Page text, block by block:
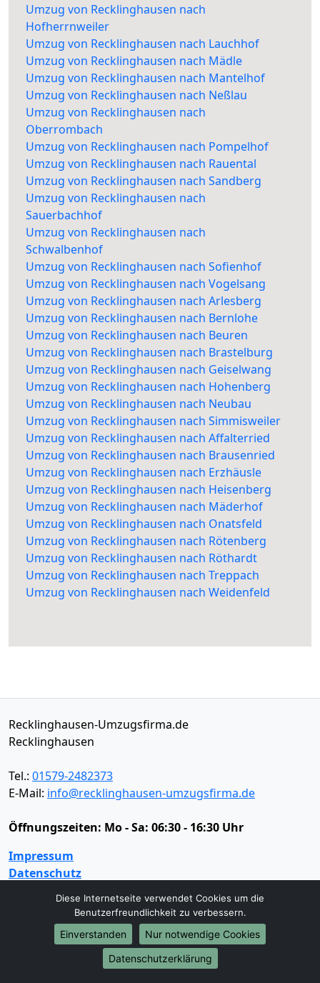
Umzug von Recklinghausen nach
Hofherrnweiler
Umzug von Recklinghausen nach Lauchhof
Umzug von Recklinghausen nach Mädle
Umzug von Recklinghausen nach Mantelhof
Umzug von Recklinghausen nach Neßlau
Umzug von Recklinghausen nach
Oberrombach
Umzug von Recklinghausen nach Pompelhof
Umzug von Recklinghausen nach Rauental
Umzug von Recklinghausen nach Sandberg
Umzug von Recklinghausen nach
Sauerbachhof
Umzug von Recklinghausen nach
Schwalbenhof
Umzug von Recklinghausen nach Sofienhof
Umzug von Recklinghausen nach Vogelsang
Umzug von Recklinghausen nach Arlesberg
Umzug von Recklinghausen nach Bernlohe
Umzug von Recklinghausen nach Beuren
Umzug von Recklinghausen nach Brastelburg
Umzug von Recklinghausen nach Geiselwang
Umzug von Recklinghausen nach Hohenberg
Umzug von Recklinghausen nach Neubau
Umzug von Recklinghausen nach Simmisweiler
Umzug von Recklinghausen nach Affalterried
Umzug von Recklinghausen nach Brausenried
Umzug von Recklinghausen nach Erzhäusle
Umzug von Recklinghausen nach Heisenberg
Umzug von Recklinghausen nach Mäderhof
Umzug von Recklinghausen nach Onatsfeld
Umzug von Recklinghausen nach Rötenberg
Umzug von Recklinghausen nach Röthardt
Umzug von Recklinghausen nach Treppach
Umzug von Recklinghausen nach Weidenfeld
Recklinghausen-Umzugsfirma.de
Recklinghausen
Tel.: 01579-2482373
E-Mail: info@recklinghausen-umzugsfirma.de
Öffnungszeiten: Mo - Sa: 06:30 - 16:30 Uhr
Impressum
Datenschutz
Umzugsservice
Umzugsservice Behördenumzug
Büroumzug
Firmenumzug
Laborumzug
Diese Internetseite verwendet Cookies um die
Benutzerfreundlichkeit zu verbessern.
Einverstanden
Nur notwendige Cookies
Datenschutzerklärung